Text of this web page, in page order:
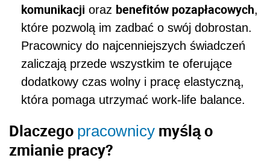
komunikacji oraz benefitów pozapłacowych,
które pozwolą im zadbać o swój dobrostan.
Pracownicy do najcenniejszych świadczeń
zaliczają przede wszystkim te oferujące
dodatkowy czas wolny i pracę elastyczną,
która pomaga utrzymać work-life balance.
Dlaczego pracownicy myślą o
zmianie pracy?